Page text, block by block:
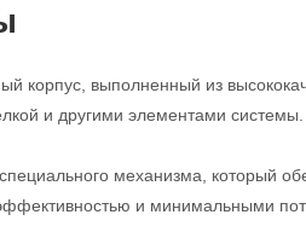
корпус, выполненный из
и другими элементами системы.
механизма, который
и минимальными